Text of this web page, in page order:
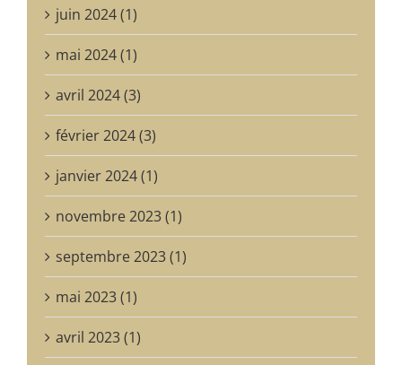
juin 2024 (1)
mai 2024 (1)
avril 2024 (3)
février 2024 (3)
janvier 2024 (1)
novembre 2023 (1)
septembre 2023 (1)
mai 2023 (1)
avril 2023 (1)